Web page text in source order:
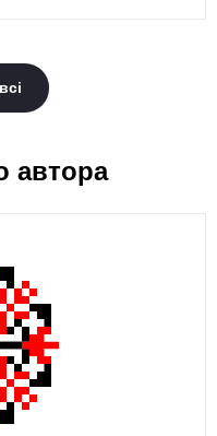
автора